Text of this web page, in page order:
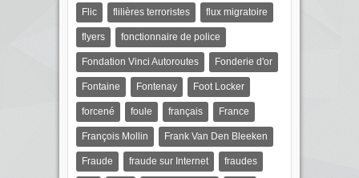
Flic flilières terroristes flux migratoire
flyers fonctionnaire de police
Fondation Vinci Autoroutes Fonderie d'or
Fontaine Fontenay Foot Locker
forcené foule français France
François Mollin Frank Van Den Bleeken
Fraude fraude sur Internet fraudes